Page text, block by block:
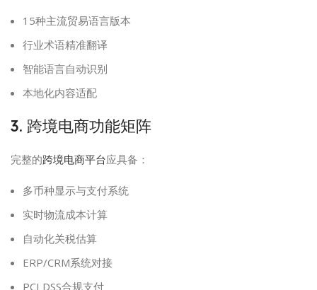
15种主流贸易语言版本
行业术语精准翻译
智能语言自动识别
本地化内容适配
3. 跨境电商功能矩阵
完整的跨境电商平台应具备：
多币种显示与支付系统
实时物流成本计算
自动化关税估算
ERP/CRM系统对接
PCI DSS合规支付